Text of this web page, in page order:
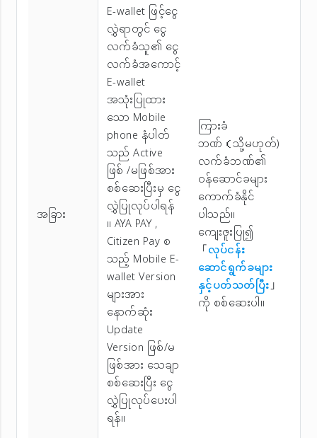
အခြား
E-wallet ဖြင့်ငွေ
လွှဲရာတွင် ငွေ
လက်ခံသူ၏ ငွေ
လက်ခံအကောင့်
E-wallet
အသုံးပြုထား
သော Mobile
phone နံပါတ်
သည် Active
ဖြစ် /မဖြစ်အား
စစ်ဆေးပြီးမှ ငွေ
လွှဲပြုလုပ်ပါရန်
။ AYA PAY ,
Citizen Pay စ
သည့် Mobile E-
wallet Version
များအား
နောက်ဆုံး
Update
Version ဖြစ်/မ
ဖြစ်အား သေချာ
စစ်ဆေးပြီး ငွေ
လွှဲပြုလုပ်ပေးပါ
ရန်။
ကြားခံ
ဘဏ်（သို့မဟုတ်)
လက်ခံဘဏ်၏
ဝန်ဆောင်ခများ
ကောက်ခံနိုင်
ပါသည်။
ကျေးဇူးပြု၍
「လုပ်ငန်း
ဆောင်ရွက်ခများ
နှင့်ပတ်သတ်ပြီး」
ကို စစ်ဆေးပါ။